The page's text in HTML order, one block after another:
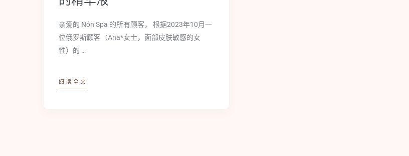
亲爱的 Nón Spa 的所有顾客， 根据2023年10月一
位俄罗斯顾客（Ana*女士，面部皮肤敏感的女
性）的 …
阅读全文